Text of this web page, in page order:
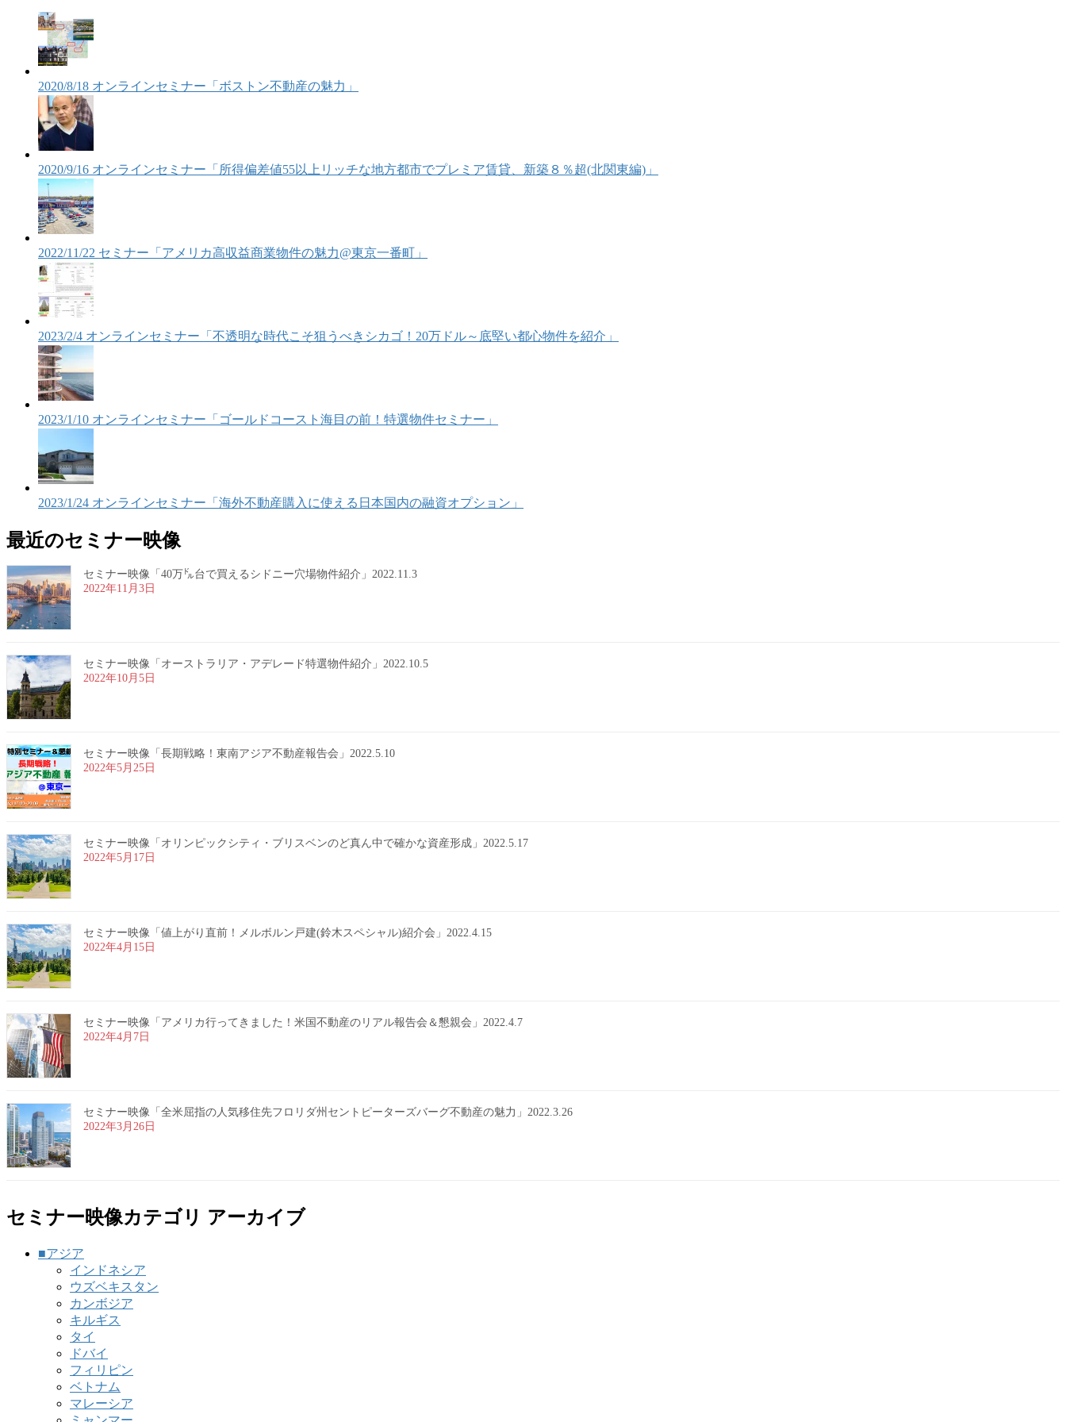
2020/8/18 オンラインセミナー「ボストン不動産の魅力」
2020/9/16 オンラインセミナー「所得偏差値55以上リッチな地方都市でプレミア賃貸、新築８％超(北関東編)」
2022/11/22 セミナー「アメリカ高収益商業物件の魅力@東京一番町」
2023/2/4 オンラインセミナー「不透明な時代こそ狙うべきシカゴ！20万ドル～底堅い都心物件を紹介」
2023/1/10 オンラインセミナー「ゴールドコースト海目の前！特選物件セミナー」
2023/1/24 オンラインセミナー「海外不動産購入に使える日本国内の融資オプション」
最近のセミナー映像
セミナー映像「40万㌦台で買えるシドニー穴場物件紹介」2022.11.3
2022年11月3日
セミナー映像「オーストラリア・アデレード特選物件紹介」2022.10.5
2022年10月5日
セミナー映像「長期戦略！東南アジア不動産報告会」2022.5.10
2022年5月25日
セミナー映像「オリンピックシティ・ブリスベンのど真ん中で確かな資産形成」2022.5.17
2022年5月17日
セミナー映像「値上がり直前！メルボルン戸建(鈴木スペシャル)紹介会」2022.4.15
2022年4月15日
セミナー映像「アメリカ行ってきました！米国不動産のリアル報告会＆懇親会」2022.4.7
2022年4月7日
セミナー映像「全米屈指の人気移住先フロリダ州セントピーターズバーグ不動産の魅力」2022.3.26
2022年3月26日
セミナー映像カテゴリ アーカイブ
■アジア
インドネシア
ウズベキスタン
カンボジア
キルギス
タイ
ドバイ
フィリピン
ベトナム
マレーシア